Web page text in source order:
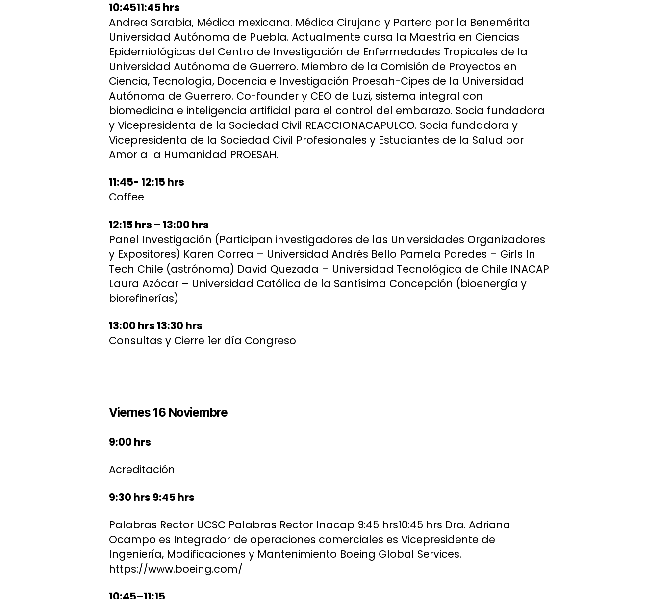
10:4511:45 hrs
Andrea Sarabia, Médica mexicana. Médica Cirujana y Partera por la Benemérita
Universidad Autónoma de Puebla. Actualmente cursa la Maestría en Ciencias
Epidemiológicas del Centro de Investigación de Enfermedades Tropicales de la
Universidad Autónoma de Guerrero. Miembro de la Comisión de Proyectos en
Ciencia, Tecnología, Docencia e Investigación Proesah-Cipes de la Universidad
Autónoma de Guerrero. Co-founder y CEO de Luzi, sistema integral con
biomedicina e inteligencia artificial para el control del embarazo. Socia fundadora
y Vicepresidenta de la Sociedad Civil REACCIONACAPULCO. Socia fundadora y
Vicepresidenta de la Sociedad Civil Profesionales y Estudiantes de la Salud por
Amor a la Humanidad PROESAH.
11:45- 12:15 hrs
Coffee
12:15 hrs – 13:00 hrs
Panel Investigación (Participan investigadores de las Universidades Organizadores
y Expositores) Karen Correa – Universidad Andrés Bello Pamela Paredes – Girls In
Tech Chile (astrónoma) David Quezada – Universidad Tecnológica de Chile INACAP
Laura Azócar – Universidad Católica de la Santísima Concepción (bioenergía y
biorefinerías)
13:00 hrs 13:30 hrs
Consultas y Cierre 1er día Congreso
Viernes 16 Noviembre
9:00 hrs
Acreditación
9:30 hrs 9:45 hrs
Palabras Rector UCSC Palabras Rector Inacap 9:45 hrs10:45 hrs Dra. Adriana
Ocampo es Integrador de operaciones comerciales es Vicepresidente de
Ingeniería, Modificaciones y Mantenimiento Boeing Global Services.
https://www.boeing.com/